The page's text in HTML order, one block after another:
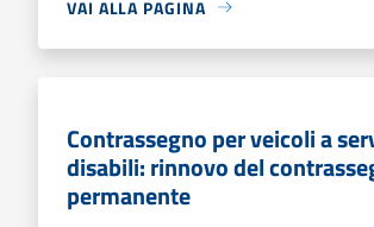
VAI ALLA PAGINA
Contrassegno per veicoli a
disabili: rinnovo del
permanente